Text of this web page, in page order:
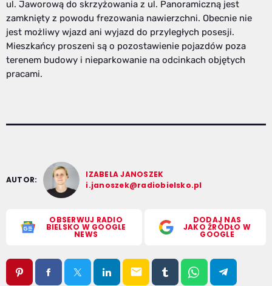
ul. Jaworową do skrzyżowania z ul. Panoramiczną jest
zamknięty z powodu frezowania nawierzchni. Obecnie nie
jest możliwy wjazd ani wyjazd do przyległych posesji.
Mieszkańcy proszeni są o pozostawienie pojazdów poza
terenem budowy i nieparkowanie na odcinkach objętych
pracami.
AUTOR:
IZABELA JANOSZEK
i.janoszek@radiobielsko.pl
OBSERWUJ RADIO
BIELSKO W GOOGLE
NEWS
DODAJ NAS
JAKO ŹRÓDŁO W
GOOGLE
email